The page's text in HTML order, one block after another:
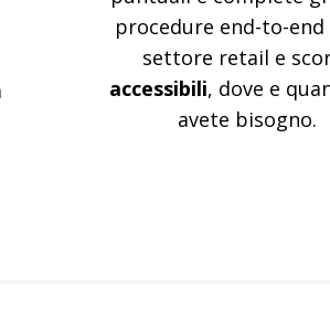
procedure end-to-
settore retail e
accessibili, dove e
avete bisogno.